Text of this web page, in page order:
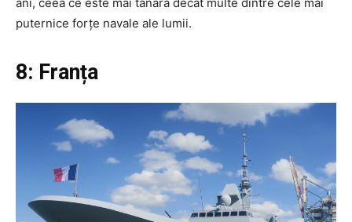
ani, ceea ce este mai tânără decât multe dintre cele mai
puternice forțe navale ale lumii.
8: Franța